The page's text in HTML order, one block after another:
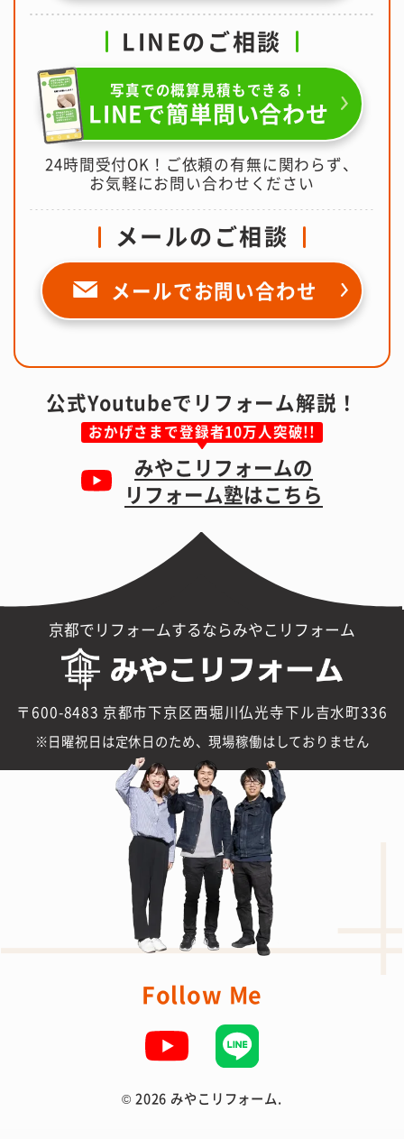
LINEのご相談
写真での概算見積もできる！
LINEで簡単問い合わせ
24時間受付OK！ご依頼の有無に関わらず、
お気軽にお問い合わせください
メールのご相談
メールでお問い合わせ
公式Youtubeでリフォーム解説！
おかげさまで登録者10万人突破!!
みやこリフォームの
リフォーム塾はこちら
京都でリフォームするならみやこリフォーム
〒600-8483 京都市下京区西堀川仏光寺下ル吉水町336
日曜祝日は定休日のため、現場稼働はしておりません
Follow Me
© 2026 みやこリフォーム.